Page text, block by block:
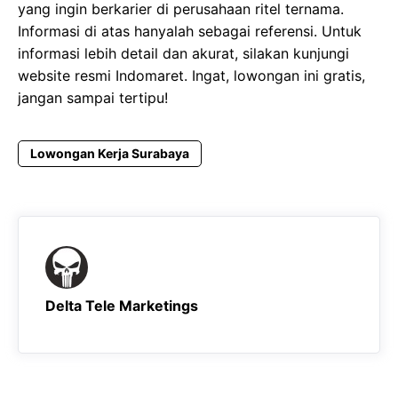
yang ingin berkarier di perusahaan ritel ternama.
Informasi di atas hanyalah sebagai referensi. Untuk
informasi lebih detail dan akurat, silakan kunjungi
website resmi Indomaret. Ingat, lowongan ini gratis,
jangan sampai tertipu!
Lowongan Kerja Surabaya
Delta Tele Marketings